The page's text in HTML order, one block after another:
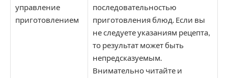
управление
приготовлением
последовательностью
приготовления блюд. Если вы
не следуете указаниям рецепта,
то результат может быть
непредсказуемым.
Внимательно читайте и